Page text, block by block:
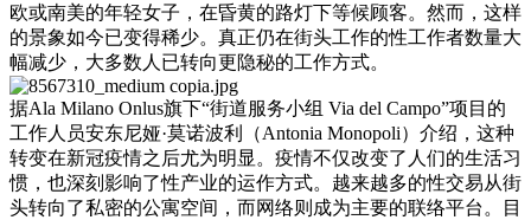
欧或南美的年轻女子，在昏黄的路灯下等候顾客。然而，这样
的景象如今已变得稀少。真正仍在街头工作的性工作者数量大
幅减少，大多数人已转向更隐秘的工作方式。
据Ala Milano Onlus旗下“街道服务小组 Via del Campo”项目的
工作人员安东尼娅·莫诺波利（Antonia Monopoli）介绍，这种
转变在新冠疫情之后尤为明显。疫情不仅改变了人们的生活习
惯，也深刻影响了性产业的运作方式。越来越多的性交易从街
头转向了私密的公寓空间，而网络则成为主要的联络平台。目